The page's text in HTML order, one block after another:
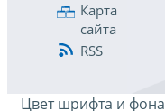
Карта
сайта
RSS
Цвет шрифта и фона